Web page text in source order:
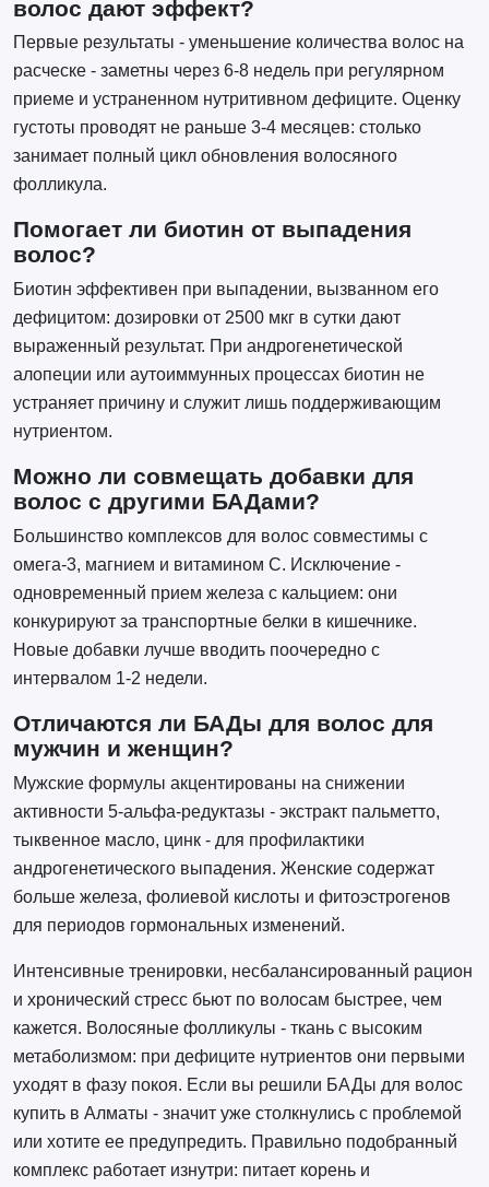
волос дают эффект?
Первые результаты - уменьшение количества волос на
расческе - заметны через 6-8 недель при регулярном
приеме и устраненном нутритивном дефиците. Оценку
густоты проводят не раньше 3-4 месяцев: столько
занимает полный цикл обновления волосяного
фолликула.
Помогает ли биотин от выпадения
волос?
Биотин эффективен при выпадении, вызванном его
дефицитом: дозировки от 2500 мкг в сутки дают
выраженный результат. При андрогенетической
алопеции или аутоиммунных процессах биотин не
устраняет причину и служит лишь поддерживающим
нутриентом.
Можно ли совмещать добавки для
волос с другими БАДами?
Большинство комплексов для волос совместимы с
омега-3, магнием и витамином C. Исключение -
одновременный прием железа с кальцием: они
конкурируют за транспортные белки в кишечнике.
Новые добавки лучше вводить поочередно с
интервалом 1-2 недели.
Отличаются ли БАДы для волос для
мужчин и женщин?
Мужские формулы акцентированы на снижении
активности 5-альфа-редуктазы - экстракт пальметто,
тыквенное масло, цинк - для профилактики
андрогенетического выпадения. Женские содержат
больше железа, фолиевой кислоты и фитоэстрогенов
для периодов гормональных изменений.
Интенсивные тренировки, несбалансированный рацион
и хронический стресс бьют по волосам быстрее, чем
кажется. Волосяные фолликулы - ткань с высоким
метаболизмом: при дефиците нутриентов они первыми
уходят в фазу покоя. Если вы решили БАДы для волос
купить в Алматы - значит уже столкнулись с проблемой
или хотите ее предупредить. Правильно подобранный
комплекс работает изнутри: питает корень и